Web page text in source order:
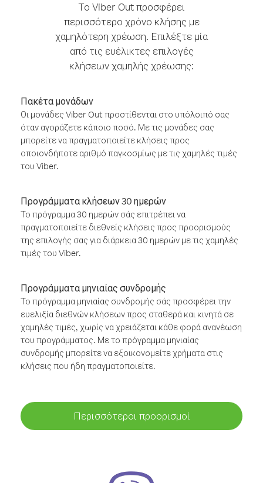
Το Viber Out προσφέρει
περισσότερο χρόνο κλήσης με
χαμηλότερη χρέωση. Επιλέξτε μία
από τις ευέλικτες επιλογές
κλήσεων χαμηλής χρέωσης:
Πακέτα μονάδων
Οι μονάδες Viber Out προστίθενται στο υπόλοιπό σας
όταν αγοράζετε κάποιο ποσό. Με τις μονάδες σας
μπορείτε να πραγματοποιείτε κλήσεις προς
οποιονδήποτε αριθμό παγκοσμίως με τις χαμηλές τιμές
του Viber.
Προγράμματα κλήσεων 30 ημερών
Το πρόγραμμα 30 ημερών σάς επιτρέπει να
πραγματοποιείτε διεθνείς κλήσεις προς προορισμούς
της επιλογής σας για διάρκεια 30 ημερών με τις χαμηλές
τιμές του Viber.
Προγράμματα μηνιαίας συνδρομής
Το πρόγραμμα μηνιαίας συνδρομής σάς προσφέρει την
ευελιξία διεθνών κλήσεων προς σταθερά και κινητά σε
χαμηλές τιμές, χωρίς να χρειάζεται κάθε φορά ανανέωση
του προγράμματος. Με το πρόγραμμα μηνιαίας
συνδρομής μπορείτε να εξοικονομείτε χρήματα στις
κλήσεις που ήδη πραγματοποιείτε.
Περισσότεροι προορισμοί